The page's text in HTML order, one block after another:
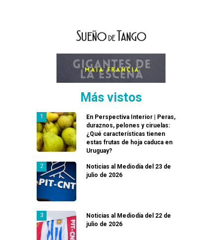
Más vistos
En Perspectiva Interior | Peras,
duraznos, pelones y ciruelas:
¿Qué características tienen
estas frutas de hoja caduca en
Uruguay?
Noticias al Mediodía del 23 de
julio de 2026
Noticias al Mediodía del 22 de
julio de 2026